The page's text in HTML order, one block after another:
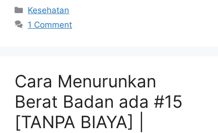
Categories
Kesehatan
1 Comment
Cara Menurunkan
Berat Badan ada #15
[TANPA BIAYA] |